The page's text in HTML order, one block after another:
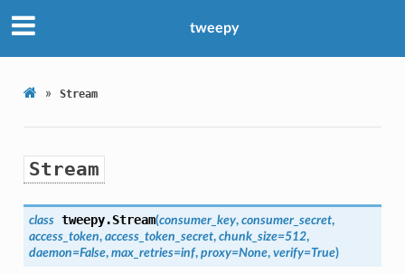
tweepy
» Stream
Stream
class tweepy.Stream(consumer_key, consumer_secret,
access_token, access_token_secret, chunk_size=512,
daemon=False, max_retries=inf, proxy=None, verify=True)